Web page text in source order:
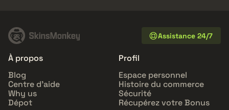
Assistance 24/7
À propos
Blog
Centre d'aide
Why us
Dépot
Profil
Espace personnel
Histoire du commerce
Sécurité
Récupérez votre Bonus